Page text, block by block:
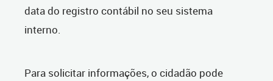
data do registro contábil no seu sistema
interno.
Para solicitar informações, o cidadão pode